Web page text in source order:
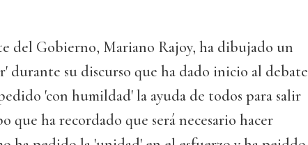
del Gobierno, Mariano Rajoy, ha dibujado un
durante su discurso que ha dado inicio al debate
'con humildad' la ayuda de todos para salir
que ha recordado que será necesario hacer